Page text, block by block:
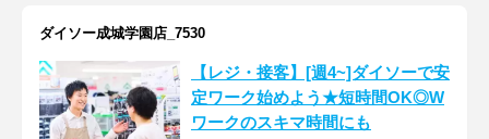
ダイソー成城学園店_7530
【レジ・接客】[週4~]ダイソーで安
定ワーク始めよう★短時間OK◎W
ワークのスキマ時間にも